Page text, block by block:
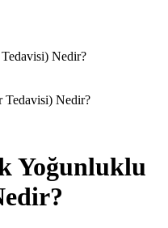
Nedir?
Tedavisi) Nedir?
Yoğunluklu